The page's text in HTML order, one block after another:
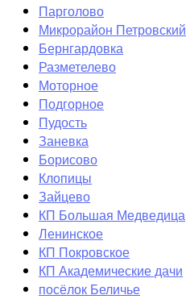
Парголово
Микрорайон Петровский
Бернгардовка
Разметелево
Моторное
Подгорное
Пудость
Заневка
Борисово
Клопицы
Зайцево
КП Большая Медведица
Ленинское
КП Покровское
КП Академические дачи
посёлок Беличье